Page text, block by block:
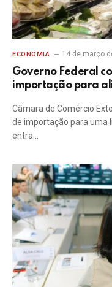
ECONOMIA 14 de março
Governo Federal
importação para
Câmara de Comércio
de importação para uma
entra…